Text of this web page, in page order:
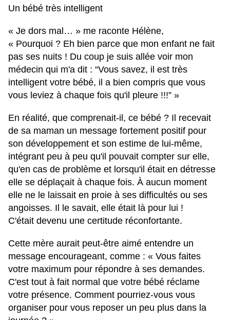
Un bébé très intelligent
« Je dors mal… » me raconte Hélène,
« Pourquoi ? Eh bien parce que mon enfant ne fait
pas ses nuits ! Du coup je suis allée voir mon
médecin qui m'a dit : “Vous savez, il est très
intelligent votre bébé, il a bien compris que vous
vous leviez à chaque fois qu'il pleure !!!” »
En réalité, que comprenait-il, ce bébé ? Il recevait
de sa maman un message fortement positif pour
son développement et son estime de lui-même,
intégrant peu à peu qu'il pouvait compter sur elle,
qu'en cas de problème et lorsqu'il était en détresse
elle se déplaçait à chaque fois. À aucun moment
elle ne le laissait en proie à ses difficultés ou ses
angoisses. Il le savait, elle était là pour lui !
C'était devenu une certitude réconfortante.
Cette mère aurait peut-être aimé entendre un
message encourageant, comme : « Vous faites
votre maximum pour répondre à ses demandes.
C'est tout à fait normal que votre bébé réclame
votre présence. Comment pourriez-vous vous
organiser pour vous reposer un peu plus dans la